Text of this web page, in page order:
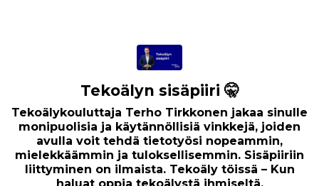
Tekoälyn sisäpiiri 🤫
Tekoälykouluttaja Terho Tirkkonen jakaa sinulle
monipuolisia ja käytännöllisiä vinkkejä, joiden
avulla voit tehdä tietotyösi nopeammin,
mielekkäämmin ja tuloksellisemmin. Sisäpiiriin
liittyminen on ilmaista. Tekoäly töissä – Kun